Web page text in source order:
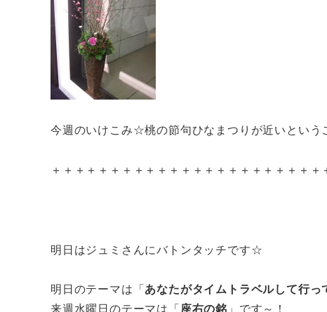
今週のいけこみ☆桃の節句ひなまつりが近いとい
＋＋＋＋＋＋＋＋＋＋＋＋＋＋＋＋＋＋＋＋＋＋＋
明日はジュミさんにバトンタッチです☆
明日のテーマは「あなたがタイムトラベルして行っ
来週水曜日のテーマは「座右の銘 」です～！